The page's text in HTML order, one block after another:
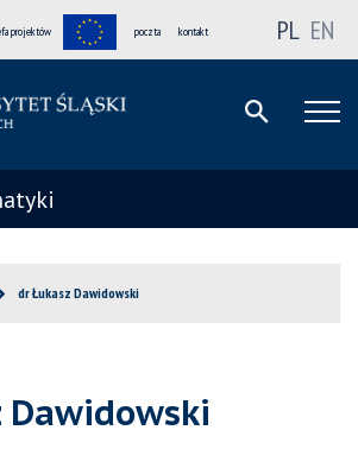
projektów poczta kontakt PL EN
dr Łukasz Dawidowski
Dawidowski